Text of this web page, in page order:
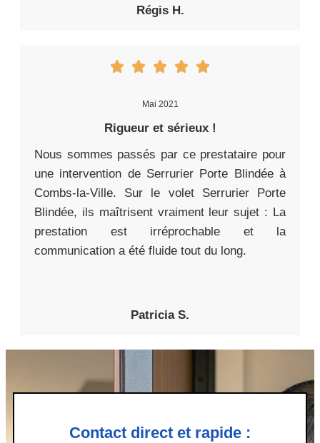
Régis H.
Mai 2021
Rigueur et sérieux !
Nous sommes passés par ce prestataire pour
une intervention de Serrurier Porte Blindée à
Combs-la-Ville. Sur le volet Serrurier Porte
Blindée, ils maîtrisent vraiment leur sujet : La
prestation est irréprochable et la
communication a été fluide tout du long.
Patricia S.
Contact direct et rapide :